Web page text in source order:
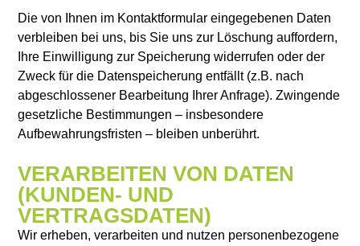
Die von Ihnen im Kontaktformular eingegebenen Daten
verbleiben bei uns, bis Sie uns zur Löschung auffordern,
Ihre Einwilligung zur Speicherung widerrufen oder der
Zweck für die Datenspeicherung entfällt (z.B. nach
abgeschlossener Bearbeitung Ihrer Anfrage). Zwingende
gesetzliche Bestimmungen – insbesondere
Aufbewahrungsfristen – bleiben unberührt.
VERARBEITEN VON DATEN
(KUNDEN- UND
VERTRAGSDATEN)
Wir erheben, verarbeiten und nutzen personenbezogene